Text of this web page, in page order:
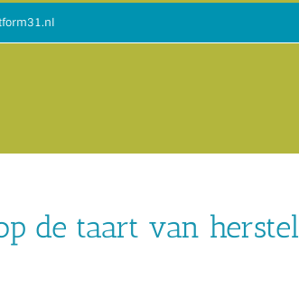
de taart van herstel